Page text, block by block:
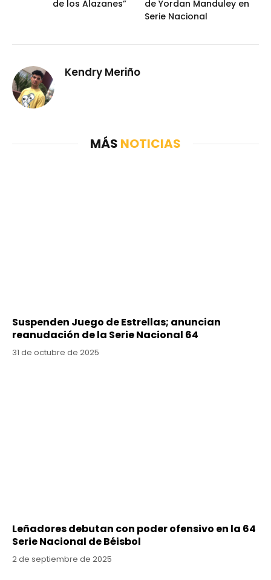
de los Alazanes”
de Yordan Manduley en
Serie Nacional
Kendry Meriño
MÁS NOTICIAS
Suspenden Juego de Estrellas; anuncian
reanudación de la Serie Nacional 64
31 de octubre de 2025
Leñadores debutan con poder ofensivo en la 64
Serie Nacional de Béisbol
2 de septiembre de 2025